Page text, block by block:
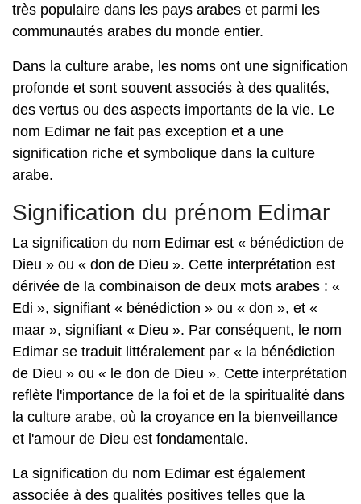
très populaire dans les pays arabes et parmi les
communautés arabes du monde entier.
Dans la culture arabe, les noms ont une signification
profonde et sont souvent associés à des qualités,
des vertus ou des aspects importants de la vie. Le
nom Edimar ne fait pas exception et a une
signification riche et symbolique dans la culture
arabe.
Signification du prénom Edimar
La signification du nom Edimar est « bénédiction de
Dieu » ou « don de Dieu ». Cette interprétation est
dérivée de la combinaison de deux mots arabes : «
Edi », signifiant « bénédiction » ou « don », et «
maar », signifiant « Dieu ». Par conséquent, le nom
Edimar se traduit littéralement par « la bénédiction
de Dieu » ou « le don de Dieu ». Cette interprétation
reflète l'importance de la foi et de la spiritualité dans
la culture arabe, où la croyance en la bienveillance
et l'amour de Dieu est fondamentale.
La signification du nom Edimar est également
associée à des qualités positives telles que la